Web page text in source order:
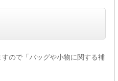
ので「バッグや小物に関する補